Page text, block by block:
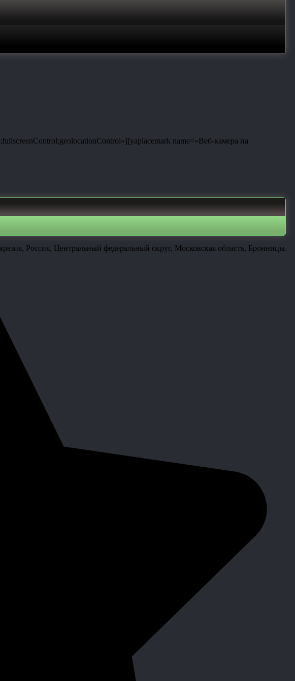
name=»Веб-камера на
Россия, Центральный федеральный округ, Московская область, Бронницы.